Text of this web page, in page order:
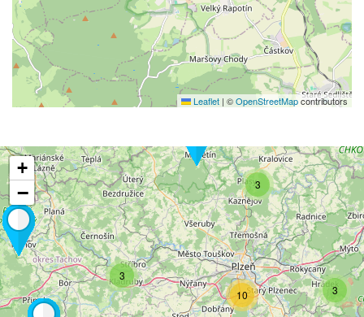
Leaflet | ©OpenStreetMapcontributors
3
3
10
3
+
−